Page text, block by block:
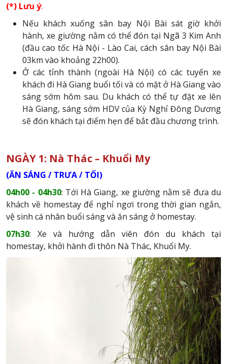
(*) Lưu ý:
Nếu khách xuống sân bay Nội Bài sát giờ khởi
hành, xe giường nằm có thể đón tại Ngã 3 Kim Anh
(đầu cao tốc Hà Nội - Lào Cai, cách sân bay Nội Bài
03km vào khoảng 22h00).
Ở các tỉnh thành (ngoài Hà Nội) có các tuyến xe
khách đi Hà Giang buổi tối và có mặt ở Hà Giang vào
sáng sớm hôm sau. Du khách có thể tự đặt xe lên
Hà Giang, sáng sớm HDV của Kỳ Nghỉ Đông Dương
sẽ đón khách tại điểm hẹn để bắt đầu chương trình.
NGÀY 1: Nà Thác – Khuổi My
(ĂN SÁNG / TRƯA / TỐI)
04h00 - 04h30: Tới Hà Giang, xe giường nằm sẽ đưa du
khách về homestay để nghỉ ngơi trong thời gian ngắn,
vệ sinh cá nhân buổi sáng và ăn sáng ở homestay.
07h30: Xe và hướng dẫn viên đón du khách tại
homestay, khởi hành đi thôn Nà Thác, Khuổi My.